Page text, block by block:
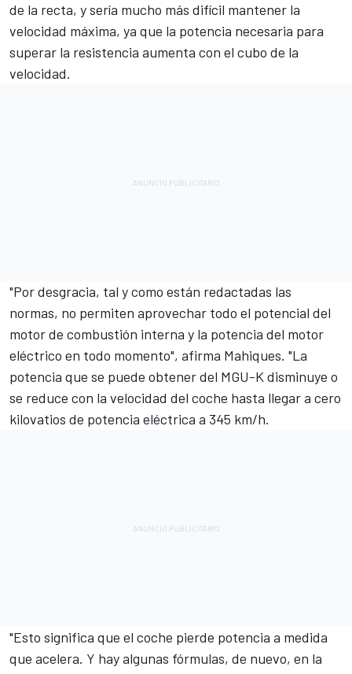
de la recta, y sería mucho más difícil mantener la
velocidad máxima, ya que la potencia necesaria para
superar la resistencia aumenta con el cubo de la
velocidad.
"Por desgracia, tal y como están redactadas las
normas, no permiten aprovechar todo el potencial del
motor de combustión interna y la potencia del motor
eléctrico en todo momento", afirma Mahiques. "La
potencia que se puede obtener del MGU-K disminuye o
se reduce con la velocidad del coche hasta llegar a cero
kilovatios de potencia eléctrica a 345 km/h.
"Esto significa que el coche pierde potencia a medida
que acelera. Y hay algunas fórmulas, de nuevo, en la